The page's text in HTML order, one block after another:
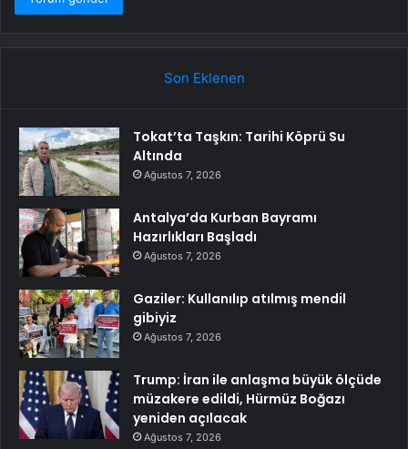
Son Eklenen
Tokat’ta Taşkın: Tarihi Köprü Su
Altında
Ağustos 7, 2026
Antalya’da Kurban Bayramı
Hazırlıkları Başladı
Ağustos 7, 2026
Gaziler: Kullanılıp atılmış mendil
gibiyiz
Ağustos 7, 2026
Trump: İran ile anlaşma büyük ölçüde
müzakere edildi, Hürmüz Boğazı
yeniden açılacak
Ağustos 7, 2026